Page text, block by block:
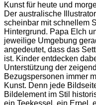
Kunst für heute und
Der australische Illustrator
scheinbar mit schnellem
Hintergrund. Papa Elch
jeweilige Umgebung
angedeutet, dass das
ist. Kinder entdecken
Unterstützung der
Bezugspersonen immer
Kunst. Denn jede
Bildelement im Stil